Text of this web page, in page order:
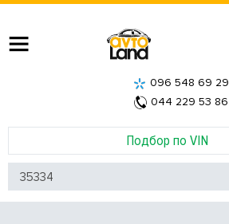
Подбор по VIN
096 548 69 29
044 229 53 86